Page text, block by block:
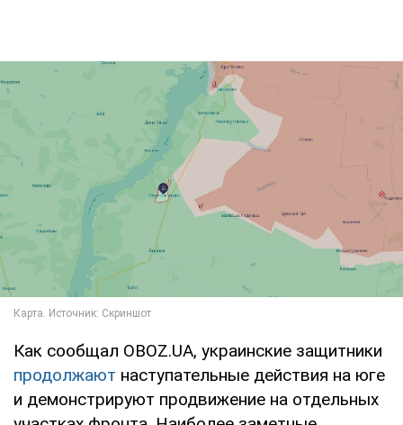
Как сообщал OBOZ.UA, украинские защитники
продолжают наступательные действия на юге
и демонстрируют продвижение на отдельных